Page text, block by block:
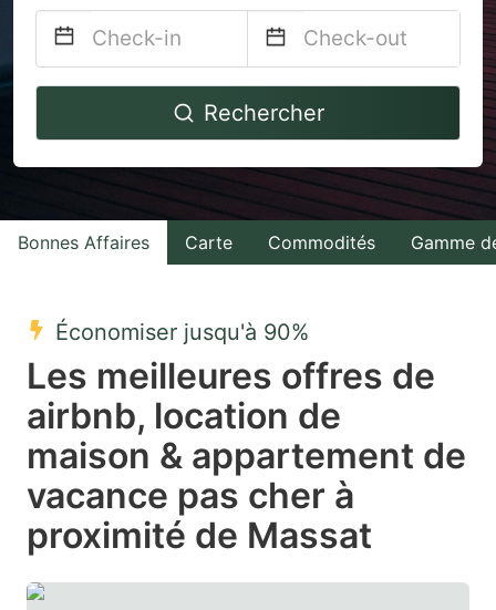
Navigate
to
with
the
select
date.
Press
question
mark
key
Navigate
backward
to
interact
with
the
select
a
date.
Press
question
mark
key
Rechercher
Bonnes Affaires Carte Commodités Gamme
Économiser jusqu'à 90%
Les meilleures offres de
airbnb, location de
maison & appartement de
vacance pas cher à
proximité de Massat